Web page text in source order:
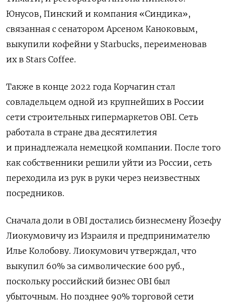
Юнусов, Пинский и компания «Синдика»,
связанная с сенатором Арсеном Каноковым,
выкупили кофейни у Starbucks, переименовав
их в Stars Coffee.
Также в конце 2022 года Корчагин стал
совладельцем одной из крупнейших в России
сети строительных гипермаркетов OBI. Сеть
работала в стране два десятилетия
и принадлежала немецкой компании. После того
как собственники решили уйти из России, сеть
переходила из рук в руки через неизвестных
посредников.
Сначала доли в OBI достались бизнесмену Йозефу
Лиокумовичу из Израиля и предпринимателю
Илье Колобову. Лиокумович утверждал, что
выкупил 60% за символические 600 руб.,
поскольку российский бизнес OBI был
убыточным. Но позднее 90% торговой сети